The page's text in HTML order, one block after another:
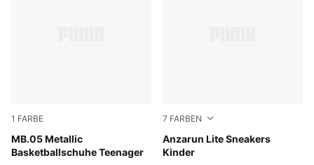
1 FARBE
MB.05 Metallic
Basketballschuhe Teenager
Vibrant Silver-Yellow Alert-Glowing Red
7 FARBEN
Anzarun Lite Sneakers
Kinder
Peacoat-Puma White